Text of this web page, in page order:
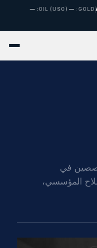
GOLD:
—
OIL (USO):
—
في
المؤسسي،